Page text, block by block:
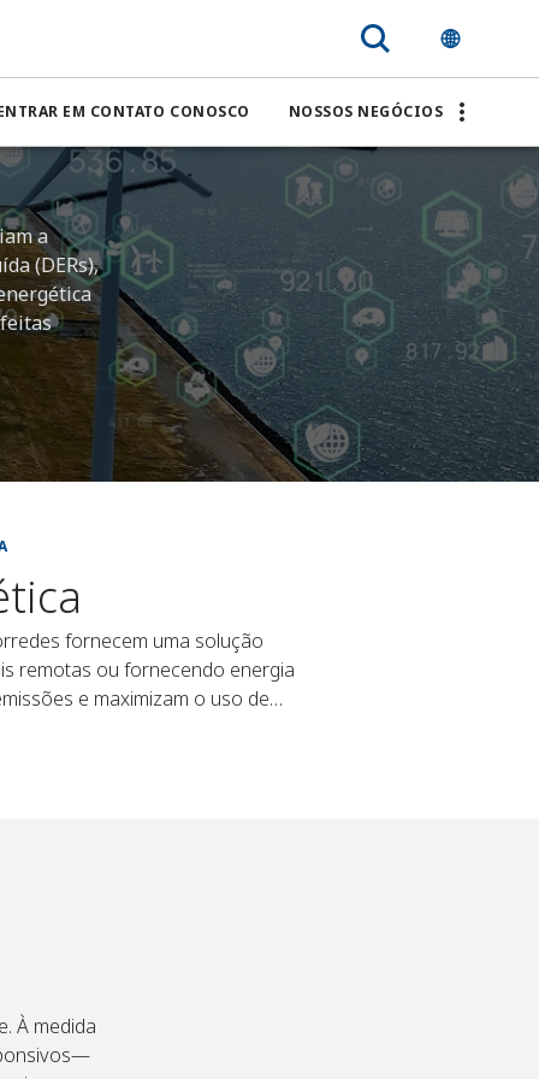
EM CONTATO CONOSCO NOSSOS NEGÓCIOS
a
(DERs),
fornecem uma solução
remotas ou fornecendo energia
e maximizam o uso de
À medida